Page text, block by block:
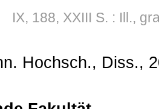
IX, 188, XXIII S. : Ill.,
Hochsch., Diss.,